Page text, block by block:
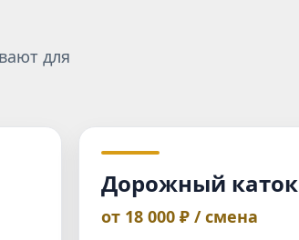
для
Дорожный каток
от 18 000 ₽ / смена